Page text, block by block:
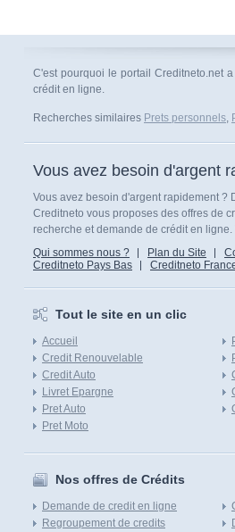
C'est pourquoi le portail Creditneto.net
crédit en ligne.
Recherches similaires Prets personnels,
Vous avez besoin d'argent
Vous avez besoin d'argent rapidement ?
Creditneto vous proposes des offres de
recherche et demande de crédit en
Qui sommes nous ?
Plan du Site
Creditneto Pays Bas
Creditneto
Tout le site en un clic
Accueil
Credit Renouvelable
Credit Auto
Livret Epargne
Pret Auto
Pret Moto
Nos offres de Crédits
Demande de credit en ligne
Regroupement de credits